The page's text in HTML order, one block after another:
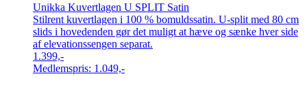
Unikka Kuvertlagen U SPLIT Satin
Stilrent kuvertlagen i 100 % bomuldssatin. U-split med 80 cm
slids i hovedenden gør det muligt at hæve og sænke hver side
af elevationssengen separat.
1.399,-
Medlemspris: 1.049,-